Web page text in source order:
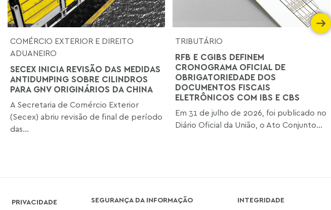
COMÉRCIO EXTERIOR E DIREITO
ADUANEIRO
SECEX INICIA REVISÃO DAS MEDIDAS
ANTIDUMPING SOBRE CILINDROS
PARA GNV ORIGINÁRIOS DA CHINA
A Secretaria de Comércio Exterior
(Secex) abriu revisão de final de período
das...
TRIBUTÁRIO
RFB E CGIBS DEFINEM
CRONOGRAMA OFICIAL DE
OBRIGATORIEDADE DOS
DOCUMENTOS FISCAIS
ELETRÔNICOS COM IBS E CBS
Em 31 de julho de 2026, foi publicado no
Diário Oficial da União, o Ato Conjunto...
PRIVACIDADE
SEGURANÇA DA INFORMAÇÃO
INTEGRIDADE